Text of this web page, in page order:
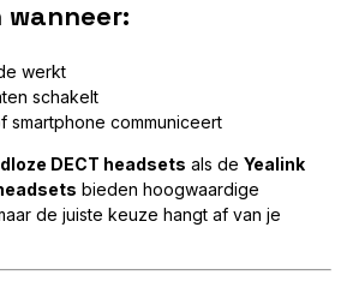
wanneer:
werkt
schakelt
smartphone communiceert
DECT headsets als de Yealink
bieden hoogwaardige
de juiste keuze hangt af van je